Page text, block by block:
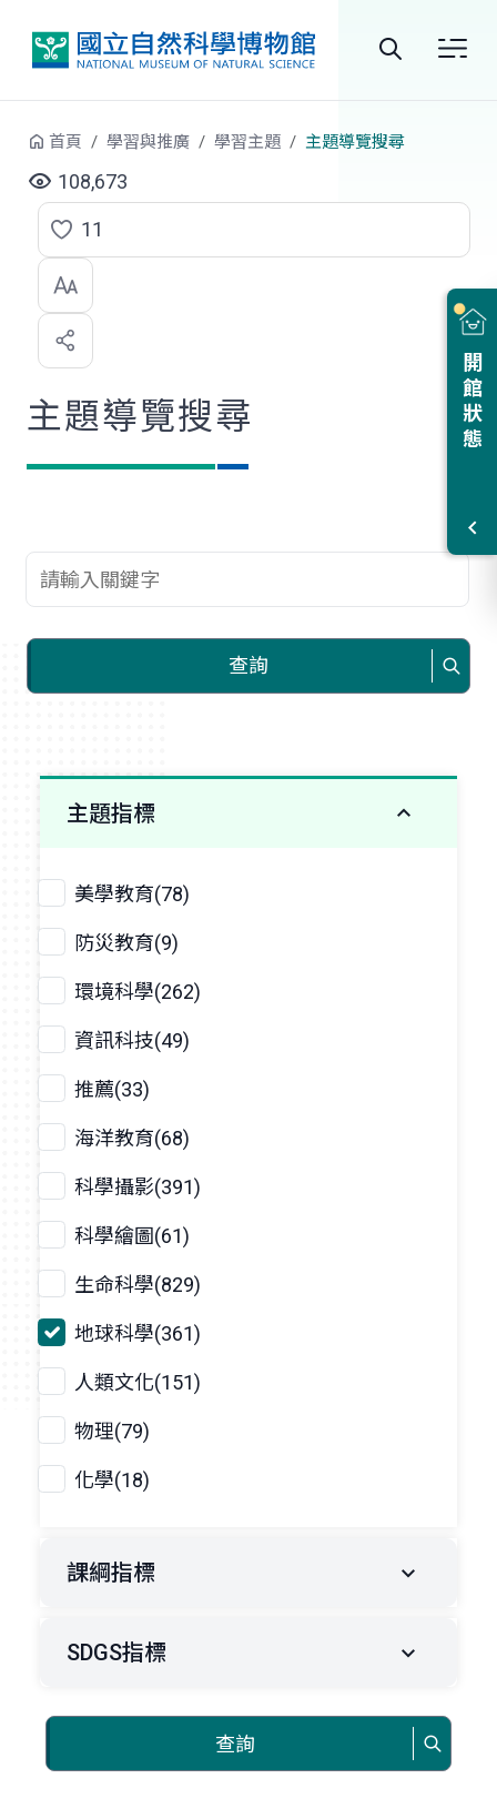
站
尋
開館狀態
首頁 學習與推廣 學習主題 主題導覽搜尋
108,673
點
選
喜
歡
11
主題導覽搜尋
查詢關鍵字
查詢
主題指標
美學教育(78)
防災教育(9)
環境科學(262)
資訊科技(49)
推薦(33)
海洋教育(68)
科學攝影(391)
科學繪圖(61)
生命科學(829)
地球科學(361)
人類文化(151)
物理(79)
化學(18)
課綱指標
SDGS指標
查詢